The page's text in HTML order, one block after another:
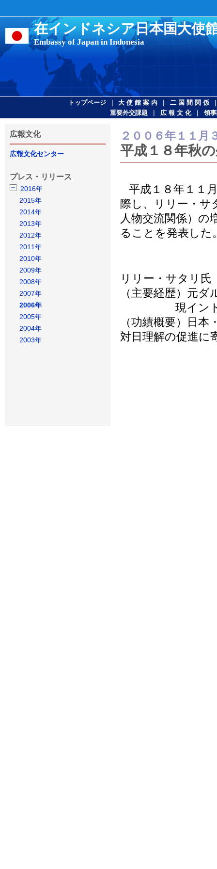
在インドネシア日本国大使
Embassy of Japan in Indonesia
トップページ | 大 使 館 案 内 | 二 国 間 関 係
重要外交課題 | 広 報 文 化 | 領
広報文化
広報文化センター
プレス・リリース
2016年
2015年
2014年
2013年
2012年
2011年
2010年
2009年
2008年
2007年
2006年
2005年
2004年
2003年
２００６年１１月
平成１８年秋
平成１８年１１
際し、リリー・サ
人物交流関係）の
ることを発表した
リリー・サタリ氏
（主要経歴）元
現インドネシ
（功績概要）日
対日理解の促進に